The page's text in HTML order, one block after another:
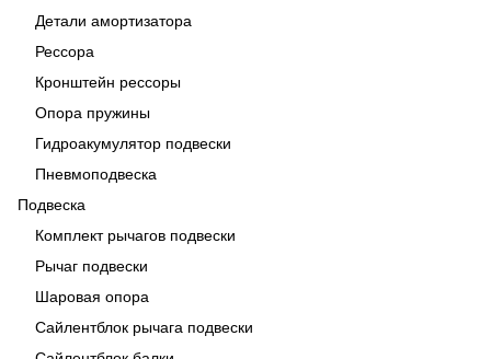
Детали амортизатора
Рессора
Кронштейн рессоры
Опора пружины
Гидроакумулятор подвески
Пневмоподвеска
Подвеска
Комплект рычагов подвески
Рычаг подвески
Шаровая опора
Сайлентблок рычага подвески